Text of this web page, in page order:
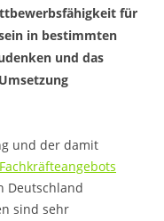
für
in bestimmten
und das
und der damit
Deutschland
sind sehr